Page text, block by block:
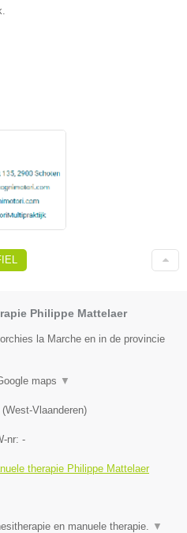
Philippe Mattelaer
la Marche en in de provincie
maps ▼
(West-Vlaanderen)
nr: -
therapie Philippe Mattelaer
en manuele therapie. ▼